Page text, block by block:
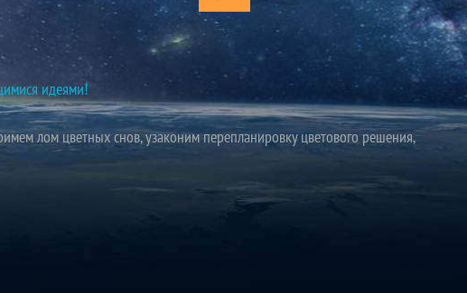
идеями!
лом цветных снов, узаконим перепланировку цветового решения,